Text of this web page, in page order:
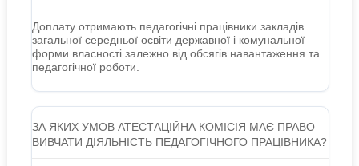
Доплату отримають педагогічні працівники закладів
загальної середньої освіти державної і комунальної
форми власності залежно від обсягів навантаження та
педагогічної роботи.
ЗА ЯКИХ УМОВ АТЕСТАЦІЙНА КОМІСІЯ МАЄ ПРАВО
ВИВЧАТИ ДІЯЛЬНІСТЬ ПЕДАГОГІЧНОГО ПРАЦІВНИКА?